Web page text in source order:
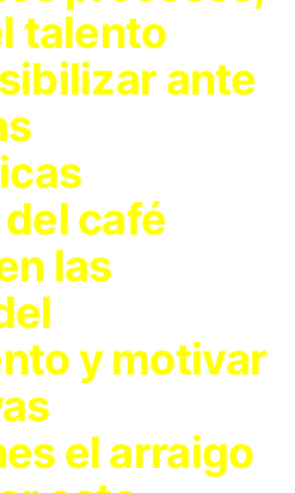
talento
ante
café
las
y motivar
el arraigo